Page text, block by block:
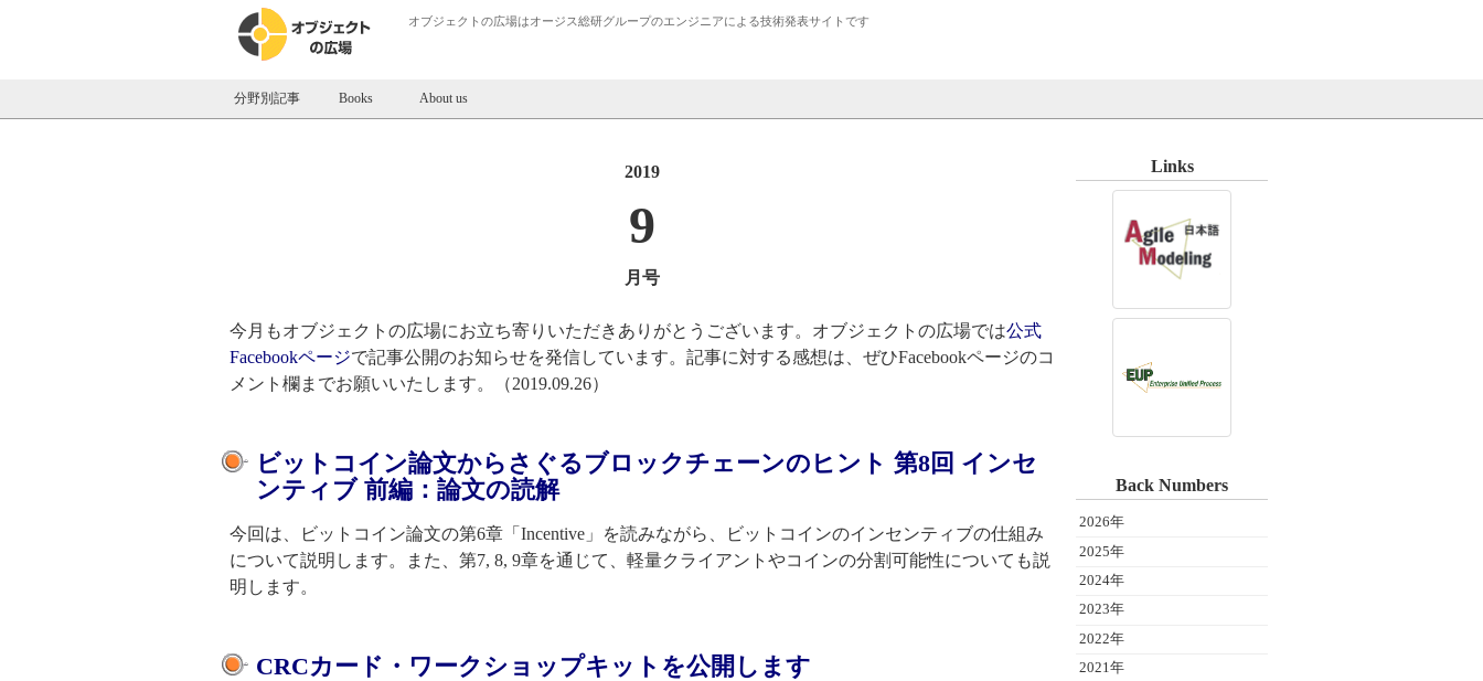
オブジェクトの広場はオージス総研グループのエンジニアによる技術発表サイトです
分野別記事 Books About us
2019
9
月号
今月もオブジェクトの広場にお立ち寄りいただきありがとうございます。オブジェクトの広場では公式
Facebookページで記事公開のお知らせを発信しています。記事に対する感想は、ぜひFacebookページのコ
メント欄までお願いいたします。（2019.09.26）
ビットコイン論文からさぐるブロックチェーンのヒント 第8回 インセ
ンティブ 前編：論文の読解
今回は、ビットコイン論文の第6章「Incentive」を読みながら、ビットコインのインセンティブの仕組み
について説明します。また、第7, 8, 9章を通じて、軽量クライアントやコインの分割可能性についても説
明します。
CRCカード・ワークショップキットを公開します
Links
Back Numbers
2026年
2025年
2024年
2023年
2022年
2021年